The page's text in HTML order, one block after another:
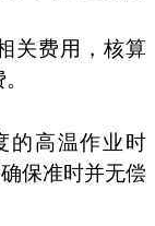
关费用，核算
的高温作业时
保准时并无偿